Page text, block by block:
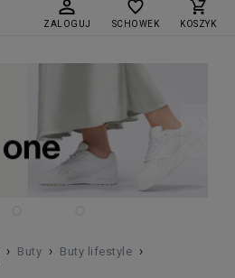
ZALOGUJ SCHOWEK KOSZYK
› Buty › Buty lifestyle ›